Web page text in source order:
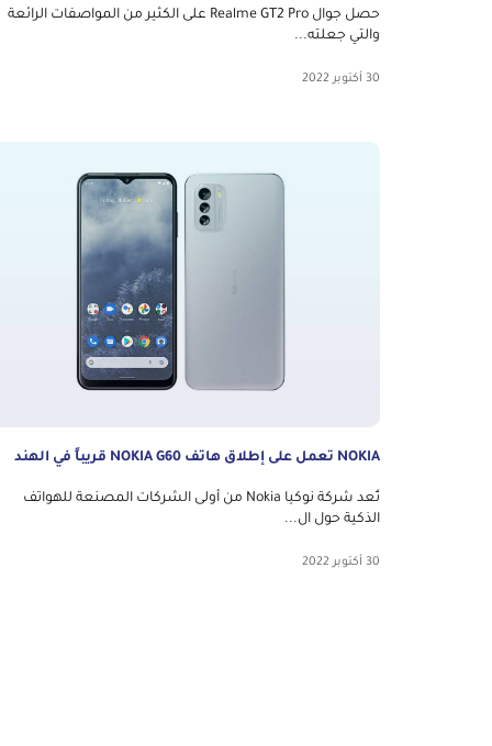
حصل جوال Realme GT2 Pro على الكثير من المواصفات الرائعة
والتي جعلته...
30 أكتوبر 2022
NOKIA تعمل على إطلاق هاتف NOKIA G60 قريباً في الهند
تُعد شركة نوكيا Nokia من أولى الشركات المصنعة للهواتف
الذكية حول ال...
30 أكتوبر 2022